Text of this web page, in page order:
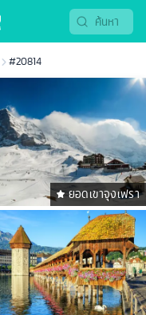
#20814
ยอดเขาจุงเฟรา